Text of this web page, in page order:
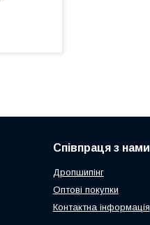
Співпраця з нами
Дропшипінг
Оптові покупки
Контактна інформація